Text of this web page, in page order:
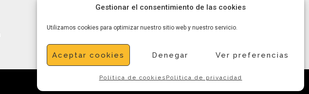
Gestionar el consentimiento de las cookies
Utilizamos cookies para optimizar nuestro sitio web y nuestro servicio.
Aceptar cookies Denegar Ver preferencias
Política de cookies Política de privacidad